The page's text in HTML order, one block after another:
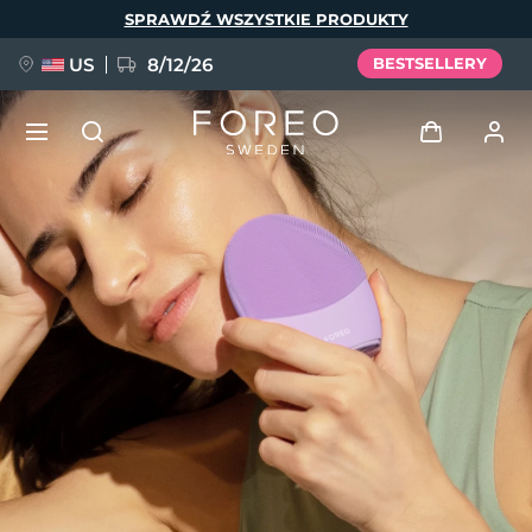
SPRAWDŹ WSZYSTKIE PRODUKTY
US 8/12/26 BESTSELLERY
Profil użytkownika
Moje urządzenia
Moje zamówienia
Moje adresy
Moje subskrypcje
NOWOŚĆ
FAQ™ Pure Beauty-Tech Elixir
BREAKING NEWS
issa™ Teeth Whitening Set
Język
English Deutsch
Español
Français
Italiano
Português
Svenska
Русский
Türkçe
简体中文 繁體中文